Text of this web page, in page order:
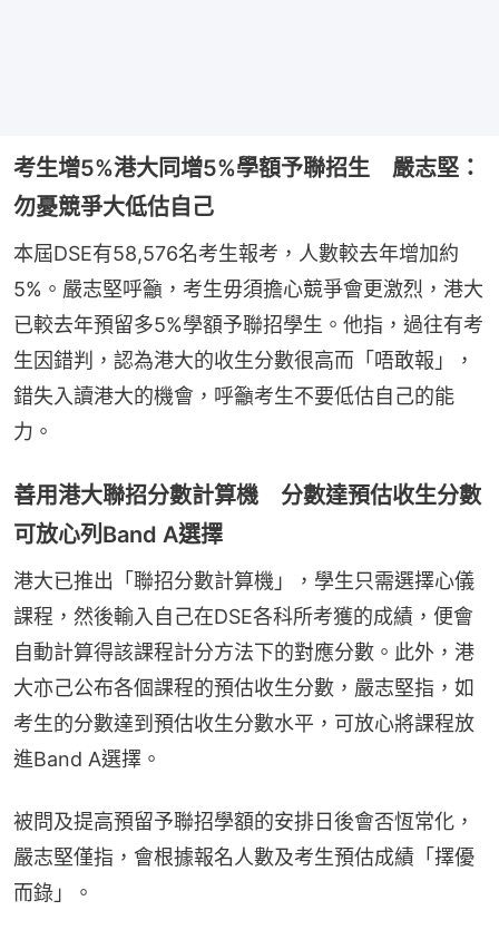
考生增5%港大同增5%學額予聯招生 嚴志堅：
勿憂競爭大低估自己
本屆DSE有58,576名考生報考，人數較去年增加約
5%。嚴志堅呼籲，考生毋須擔心競爭會更激烈，港大
已較去年預留多5%學額予聯招學生。他指，過往有考
生因錯判，認為港大的收生分數很高而「唔敢報」，
錯失入讀港大的機會，呼籲考生不要低估自己的能
力。
善用港大聯招分數計算機 分數達預估收生分數
可放心列Band A選擇
港大已推出「聯招分數計算機」，學生只需選擇心儀
課程，然後輸入自己在DSE各科所考獲的成績，便會
自動計算得該課程計分方法下的對應分數。此外，港
大亦己公布各個課程的預估收生分數，嚴志堅指，如
考生的分數達到預估收生分數水平，可放心將課程放
進Band A選擇。
被問及提高預留予聯招學額的安排日後會否恆常化，
嚴志堅僅指，會根據報名人數及考生預估成績「擇優
而錄」。